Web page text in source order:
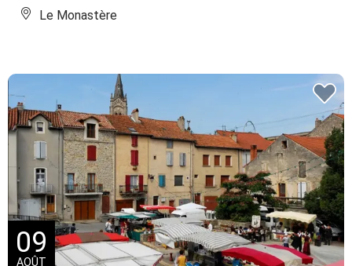
Le Monastère
09
AOÛT